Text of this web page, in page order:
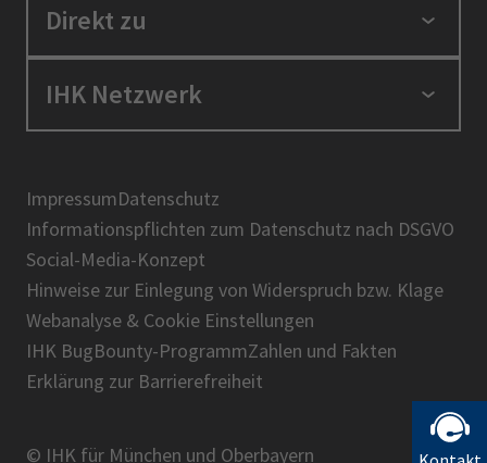
Standortpolitik
Berufszugang
Über uns
Direkt zu
Positionen
Presse
IHK-Magazin
IHK Netzwerk
BIHK
DIHK
AHK
IHK-Standortportal Bayern
ImpressumDatenschutz
Informationspflichten zum Datenschutz nach DSGVO
Social-Media-Konzept
Hinweise zur Einlegung von Widerspruch bzw. Klage
Webanalyse & Cookie Einstellungen
IHK BugBounty-ProgrammZahlen und Fakten
Erklärung zur Barrierefreiheit
© IHK für München und Oberbayern